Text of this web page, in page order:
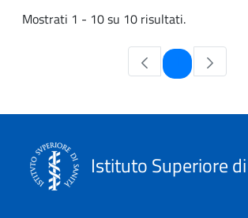
Mostrati 1 - 10 su 10 risultati.
Pagina
Istituto Superiore